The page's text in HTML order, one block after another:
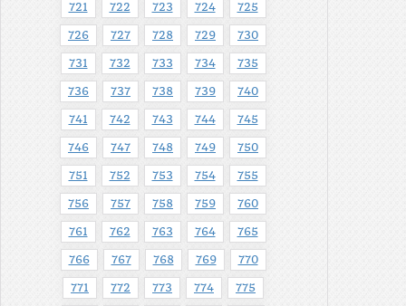
721 722 723 724 725
726 727 728 729 730
731 732 733 734 735
736 737 738 739 740
741 742 743 744 745
746 747 748 749 750
751 752 753 754 755
756 757 758 759 760
761 762 763 764 765
766 767 768 769 770
771 772 773 774 775